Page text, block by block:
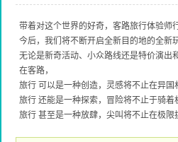
带着对这个世界的好奇，客路旅行体验
今后，我们将不断开启全新目的地的全新
无论是新奇活动、小众路线还是特价演
在客路，
旅行 可以是一种创造，灵感将不止在异
旅行 还能是一种探索，冒险将不止于骑着
旅行 甚至是一种放肆，尖叫将不止在极限